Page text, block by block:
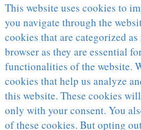
This website uses cookies to
you navigate through the
cookies that are categorized
browser as they are essential
functionalities of the website.
cookies that help us analyze
this website. These cookies
only with your consent. You
of these cookies. But opting